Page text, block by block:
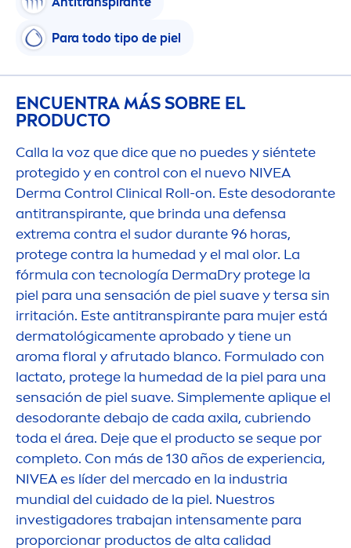
Para todo tipo de piel
ENCUENTRA MÁS SOBRE EL
PRODUCTO
Calla la voz que dice que no puedes y siéntete
protegido y en control con el nuevo NIVEA
Derma Control Clinical Roll-on. Este desodorante
antitranspirante, que brinda una defensa
extrema contra el sudor durante 96 horas,
protege contra la humedad y el mal olor. La
fórmula con tecnología DermaDry protege la
piel para una sensación de piel suave y tersa sin
irritación. Este antitranspirante para mujer está
dermatológicamente aprobado y tiene un
aroma floral y afrutado blanco. Formulado con
lactato, protege la humedad de la piel para una
sensación de piel suave. Simplemente aplique el
desodorante debajo de cada axila, cubriendo
toda el área. Deje que el producto se seque por
completo. Con más de 130 años de experiencia,
NIVEAes líder del mercado en la industria
mundial del cuidado de la piel. Nuestros
investigadores trabajan intensamente para
proporcionar productos de alta calidad